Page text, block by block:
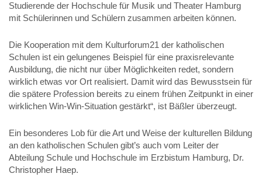
Studierende der Hochschule für Musik und Theater Hamburg
mit Schülerinnen und Schülern zusammen arbeiten können.
Die Kooperation mit dem Kulturforum21 der katholischen
Schulen ist ein gelungenes Beispiel für eine praxisrelevante
Ausbildung, die nicht nur über Möglichkeiten redet, sondern
wirklich etwas vor Ort realisiert. Damit wird das Bewusstsein für
die spätere Profession bereits zu einem frühen Zeitpunkt in einer
wirklichen Win-Win-Situation gestärkt“, ist Bäßler überzeugt.
Ein besonderes Lob für die Art und Weise der kulturellen Bildung
an den katholischen Schulen gibt’s auch vom Leiter der
Abteilung Schule und Hochschule im Erzbistum Hamburg, Dr.
Christopher Haep.